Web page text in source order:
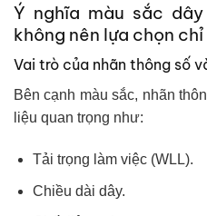
Ý nghĩa màu sắc
không nên lựa chọn
Vai trò của nhãn thông số
Bên cạnh màu sắc, nhãn
liệu quan trọng như:
Tải trọng làm việc (WLL).
Chiều dài dây.